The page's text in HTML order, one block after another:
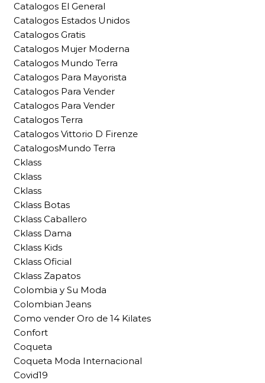
Catalogos El General
Catalogos Estados Unidos
Catalogos Gratis
Catalogos Mujer Moderna
Catalogos Mundo Terra
Catalogos Para Mayorista
Catalogos Para Vender
Catalogos Para Vender
Catalogos Terra
Catalogos Vittorio D Firenze
CatalogosMundo Terra
Cklass
Cklass
Cklass
Cklass Botas
Cklass Caballero
Cklass Dama
Cklass Kids
Cklass Oficial
Cklass Zapatos
Colombia y Su Moda
Colombian Jeans
Como vender Oro de 14 Kilates
Confort
Coqueta
Coqueta Moda Internacional
Covid19